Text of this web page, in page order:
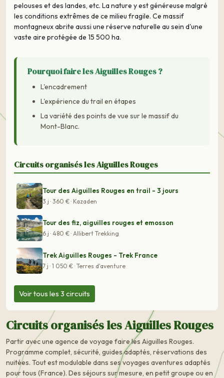
pelouses et des landes, etc. La nature y est généreuse malgré
les conditions extrêmes de ce milieu fragile. Ce massif
montagneux abrite aussi une réserve naturelle au sein d'une
vaste aire protégée de 15 500 ha.
Pourquoi faire les Aiguilles Rouges ?
L'encadrement
L'expérience du trail en étapes
La variété des points de vue sur le massif du
Mont-Blanc.
Circuits organisés les Aiguilles Rouges
Tour des Aiguilles Rouges en trail - 3 jours
3 j · 360 € · Kazaden
Tour des fiz, aiguilles rouges et emosson
6 j · 480 € · Allibert Trekking
Trek Aiguilles Rouges - Trek France
7 j · 1 050 € · Terres d'aventure
Voir tous les 3 circuits
Circuits organisés les Aiguilles Rouges
Partir avec une agence de voyage faire les Aiguilles Rouges.
Programme complet, sécurité, guides adaptés, réservations des
nuitées. Tout est modulable dans ses voyages aventures adaptés
pour tous (France). Des séjours sur mesure, en petit groupe ou en